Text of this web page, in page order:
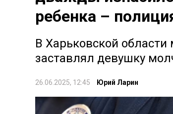
ребенка –
В Харьковской
заставлял девушку
26.06.2025, 12:45 Юрий Ларин